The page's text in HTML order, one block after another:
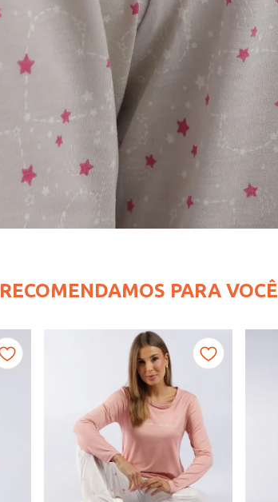
RECOMENDAMOS PARA VOCÊ